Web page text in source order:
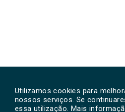
Utilizamos cookies para
nossos serviços. Se
essa utilização. Mais